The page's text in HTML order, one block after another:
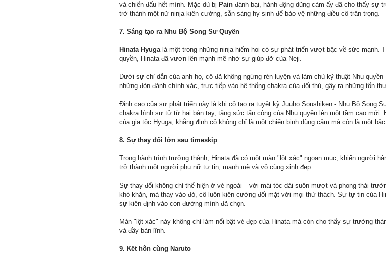
và chiến đấu hết mình. Mặc dù bị Pain đánh bại, hành động dũng cảm ấy đã cho thấy sự
trở thành một nữ ninja kiên cường, sẵn sàng hy sinh để bảo vệ những điều cô trân trọng.
7. Sáng tạo ra Nhu Bộ Song Sư Quyền
Hinata Hyugalà một trong những ninja hiếm hoi có sự phát triển vượt bậc về sức mạnh.
quyền, Hinata đã vươn lên mạnh mẽ nhờ sự giúp đỡ của Neji.
Dưới sự chỉ dẫn của anh họ, cô đã không ngừng rèn luyện và làm chủ kỹ thuật Nhu
những đòn đánh chính xác, trực tiếp vào hệ thống chakra của đối thủ, gây ra những tổn
Đỉnh cao của sự phát triển này là khi cô tạo ra tuyệt kỹ Juuho Soushiken - Nhu Bộ Song
chakra hình sư tử từ hai bàn tay, tăng sức tấn công của Nhu quyền lên một tầm cao
của gia tộc Hyuga, khẳng định cô không chỉ là một chiến binh dũng cảm mà còn là một
8. Sự thay đổi lớn sau timeskip
Trong hành trình trưởng thành, Hinata đã có một màn "lột xác" ngoạn mục, khiến người
trở thành một người phụ nữ tự tin, mạnh mẽ và vô cùng xinh đẹp.
Sự thay đổi không chỉ thể hiện ở vẻ ngoài – với mái tóc dài suôn mượt và phong thái
khó khăn, mà thay vào đó, cô luôn kiên cường đối mặt với mọi thử thách. Sự tự tin của
sự kiên định vào con đường mình đã chọn.
Màn "lột xác" này không chỉ làm nổi bật vẻ đẹp của Hinata mà còn cho thấy sự trưởng
và đầy bản lĩnh.
9. Kết hôn cùng Naruto